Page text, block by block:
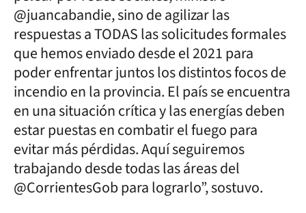
@juancabandie, sino de agilizar las
respuestas a TODAS las solicitudes formales
que hemos enviado desde el 2021 para
poder enfrentar juntos los distintos focos de
incendio en la provincia. El país se encuentra
en una situación crítica y las energías deben
estar puestas en combatir el fuego para
evitar más pérdidas. Aquí seguiremos
trabajando desde todas las áreas del
@CorrientesGob para lograrlo”, sostuvo.